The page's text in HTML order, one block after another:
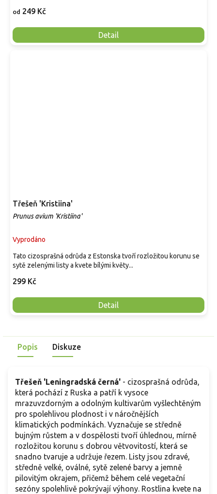
od 249 Kč
Detail
Třešeň 'Kristiina'
Prunus avium 'Kristiina'
Vyprodáno
299 Kč
Detail
Tato cizosprašná odrůda z Estonska tvoří rozložitou korunu se
sytě zelenými listy a kvete bílými květy...
Popis Diskuze
Třešeň 'Leningradská černá' - cizosprašná odrůda,
která pochází z Ruska a patří k vysoce
mrazuvzdorným a odolným kultivarům vyšlechtěným
pro spolehlivou plodnost i v náročnějších
klimatických podmínkách. Vyznačuje se středně
bujným růstem a v dospělosti tvoří úhlednou, mírně
rozložitou korunu s dobrou větvovitostí, která se
snadno tvaruje a udržuje řezem. Listy jsou zdravé,
středně velké, oválné, sytě zelené barvy a jemně
pilovitým okrajem, přičemž během celé vegetační
sezóny spolehlivě pokrývají výhony. Rostlina kvete na